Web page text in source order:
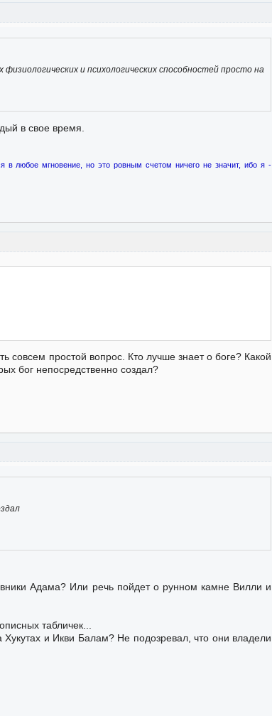
и психологических способностей просто на
в свое время.
в любое мгновение, но это ровным счетом ничего не значит, ибо я -
совсем простой вопрос. Кто лучше знает о боге? Какой
бог непосредственно создал?
Адама? Или речь пойдет о рунном камне Вилли и
табличек...
и Икви Балам? Не подозревал, что они владели